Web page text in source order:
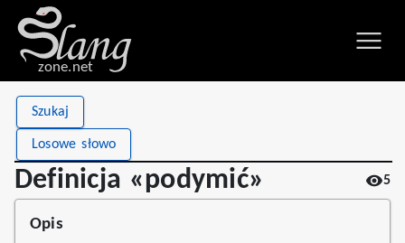
zone.net
Szukaj
Losowe słowo
Definicja «podymić» 5
Definicja «podymić»
Stat
Views
5
Definitions 1
2026
Opis